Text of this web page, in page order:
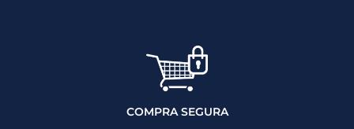
COMPRA SEGURA